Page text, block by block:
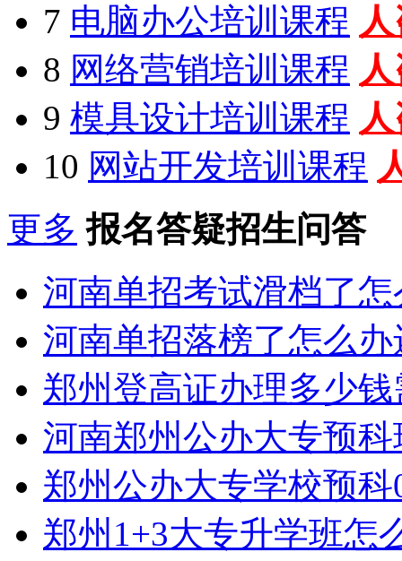
7 电脑办公培训课程
8 网络营销培训课程
9 模具设计培训课程
10 网站开发培训课程
更多 报名答疑招生问答
河南单招考试滑档了
河南单招落榜了怎么
郑州登高证办理多少
河南郑州公办大专预
郑州公办大专学校预
郑州1+3大专升学班怎